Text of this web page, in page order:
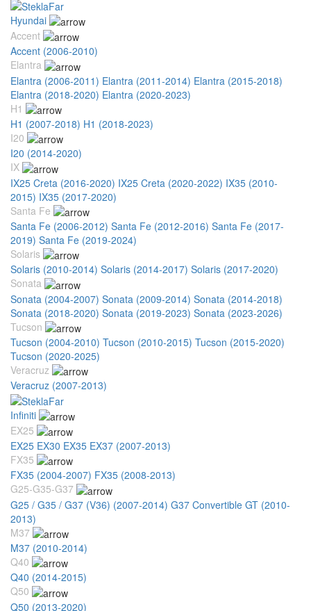
Hyundai
Accent
Accent (2006-2010)
Elantra
Elantra (2006-2011) Elantra (2011-2014) Elantra (2015-2018)
Elantra (2018-2020) Elantra (2020-2023)
H1
H1 (2007-2018) H1 (2018-2023)
I20
I20 (2014-2020)
IX
IX25 Creta (2016-2020) IX25 Creta (2020-2022) IX35 (2010-
2015) IX35 (2017-2020)
Santa Fe
Santa Fe (2006-2012) Santa Fe (2012-2016) Santa Fe (2017-
2019) Santa Fe (2019-2024)
Solaris
Solaris (2010-2014) Solaris (2014-2017) Solaris (2017-2020)
Sonata
Sonata (2004-2007) Sonata (2009-2014) Sonata (2014-2018)
Sonata (2018-2020) Sonata (2019-2023) Sonata (2023-2026)
Tucson
Tucson (2004-2010) Tucson (2010-2015) Tucson (2015-2020)
Tucson (2020-2025)
Veracruz
Veracruz (2007-2013)
Infiniti
EX25
EX25 EX30 EX35 EX37 (2007-2013)
FX35
FX35 (2004-2007) FX35 (2008-2013)
G25-G35-G37
G25 / G35 / G37 (V36) (2007-2014) G37 Convertible GT (2010-
2013)
M37
M37 (2010-2014)
Q40
Q40 (2014-2015)
Q50
Q50 (2013-2020)